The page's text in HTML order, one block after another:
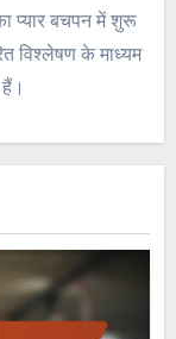
प्यार बचपन में शुरू
विश्लेषण के माध्यम